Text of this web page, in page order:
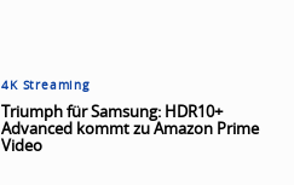
4K Streaming
Triumph für Samsung: HDR10+
Advanced kommt zu Amazon Prime
Video